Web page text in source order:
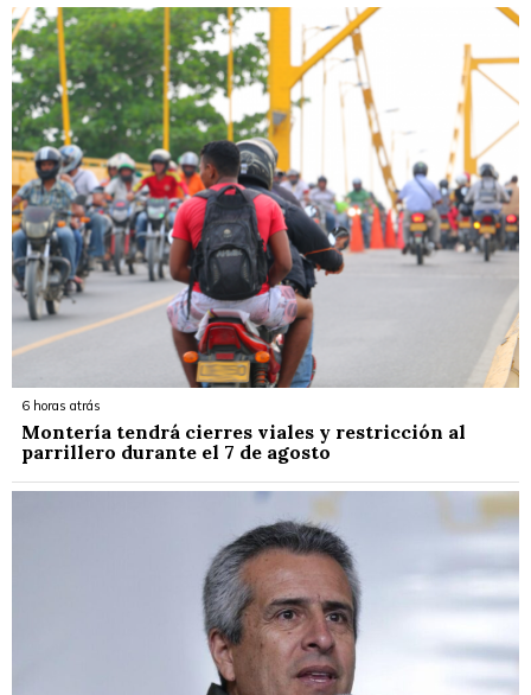
6 horas atrás
Montería tendrá cierres viales y restricción al
parrillero durante el 7 de agosto